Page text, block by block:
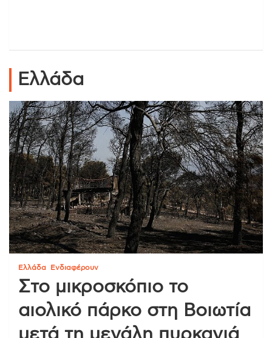
Ελλάδα
Ελλάδα Ενδιαφέρουν
Στο μικροσκόπιο το
αιολικό πάρκο στη Βοιωτία
μετά τη μεγάλη πυρκαγιά